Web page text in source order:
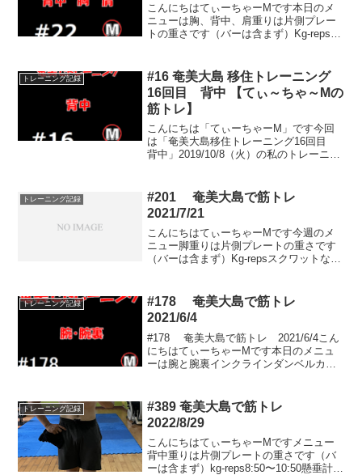
こんにちはてぃーちゃーMです本日のメ
ニューは胸、背中、肩重りは片側プレー
トの重さです（バーは含まず）Kg-repsダ
×6インクラインベ...
トレーニング記録
#16 奄美大島 移住トレーニング
16回目 背中 【てぃ～ちゃ～Mの
筋トレ】
こんにちは「てぃーちゃーM」です今回
は「奄美大島移住トレーニング16回目
背中」2019/10/8（火）の私のトレーニン
よく、周りの環境にも恵まれそして仕組
みを作ること...
トレーニング記録
#201 奄美大島で筋トレ
2021/7/21
こんにちはてぃーちゃーMです今週のメ
ニュー脚重りは片側プレートの重さです
（バーは含まず）Kg-repsスクワットな
トレーニング記録
#178 奄美大島で筋トレ
2021/6/4
#178 奄美大島で筋トレ 2021/6/4こん
にちはてぃーちゃーMです本日のメニュ
ーは腕と腕裏インクラインダンベルカー
15...
トレーニング記録
#389 奄美大島で筋トレ
2022/8/29
こんにちはてぃーちゃーMですメニュー
背中重りは片側プレートの重さです（バ
ーは含まず）kg-reps8:50〜10:50懸垂計